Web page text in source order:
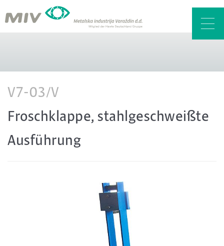
V7-03/V
Froschklappe, stahlgeschweißte
Ausführung